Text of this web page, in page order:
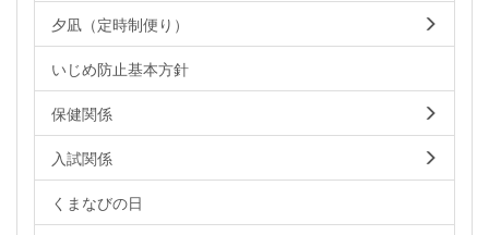
夕凪（定時制便り）
いじめ防止基本方針
保健関係
入試関係
くまなびの日